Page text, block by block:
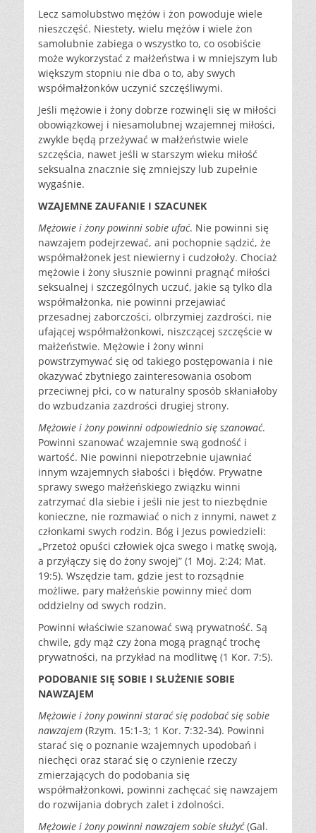
Lecz samolubstwo mężów i żon powoduje wiele
nieszczęść. Niestety, wielu mężów i wiele żon
samolubnie zabiega o wszystko to, co osobiście
może wykorzystać z małżeństwa i w mniejszym lub
większym stopniu nie dba o to, aby swych
współmałżonków uczynić szczęśliwymi.
Jeśli mężowie i żony dobrze rozwinęli się w miłości
obowiązkowej i niesamolubnej wzajemnej miłości,
zwykle będą przeżywać w małżeństwie wiele
szczęścia, nawet jeśli w starszym wieku miłość
seksualna znacznie się zmniejszy lub zupełnie
wygaśnie.
WZAJEMNE ZAUFANIE I SZACUNEK
Mężowie i żony powinni sobie ufać. Nie powinni się
nawzajem podejrzewać, ani pochopnie sądzić, że
współmałżonek jest niewierny i cudzołoży. Chociaż
mężowie i żony słusznie powinni pragnąć miłości
seksualnej i szczególnych uczuć, jakie są tylko dla
współmałżonka, nie powinni przejawiać
przesadnej zaborczości, olbrzymiej zazdrości, nie
ufającej współmałżonkowi, niszczącej szczęście w
małżeństwie. Mężowie i żony winni
powstrzymywać się od takiego postępowania i nie
okazywać zbytniego zainteresowania osobom
przeciwnej płci, co w naturalny sposób skłaniałoby
do wzbudzania zazdrości drugiej strony.
Mężowie i żony powinni odpowiednio się szanować.
Powinni szanować wzajemnie swą godność i
wartość. Nie powinni niepotrzebnie ujawniać
innym wzajemnych słabości i błędów. Prywatne
sprawy swego małżeńskiego związku winni
zatrzymać dla siebie i jeśli nie jest to niezbędnie
konieczne, nie rozmawiać o nich z innymi, nawet z
członkami swych rodzin. Bóg i Jezus powiedzieli:
„Przetoż opuści człowiek ojca swego i matkę swoją,
a przyłączy się do żony swojej” (1 Moj. 2:24; Mat.
19:5). Wszędzie tam, gdzie jest to rozsądnie
możliwe, pary małżeńskie powinny mieć dom
oddzielny od swych rodzin.
Powinni właściwie szanować swą prywatność. Są
chwile, gdy mąż czy żona mogą pragnąć trochę
prywatności, na przykład na modlitwę (1 Kor. 7:5).
PODOBANIE SIĘ SOBIE I SŁUŻENIE SOBIE
NAWZAJEM
Mężowie i żony powinni starać się podobać się sobie
nawzajem (Rzym. 15:1-3; 1 Kor. 7:32-34). Powinni
starać się o poznanie wzajemnych upodobań i
niechęci oraz starać się o czynienie rzeczy
zmierzających do podobania się
współmałżonkowi, powinni zachęcać się nawzajem
do rozwijania dobrych zalet i zdolności.
Mężowie i żony powinni nawzajem sobie służyć(Gal.